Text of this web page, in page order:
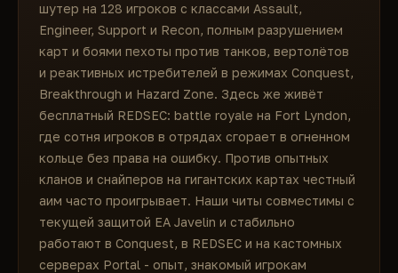
шутер на 128 игроков с классами Assault,
Engineer, Support и Recon, полным разрушением
карт и боями пехоты против танков, вертолётов
и реактивных истребителей в режимах Conquest,
Breakthrough и Hazard Zone. Здесь же живёт
бесплатный REDSEC: battle royale на Fort Lyndon,
где сотня игроков в отрядах сгорает в огненном
кольце без права на ошибку. Против опытных
кланов и снайперов на гигантских картах честный
аим часто проигрывает. Наши читы совместимы с
текущей защитой EA Javelin и стабильно
работают в Conquest, в REDSEC и на кастомных
серверах Portal - опыт, знакомый игрокам